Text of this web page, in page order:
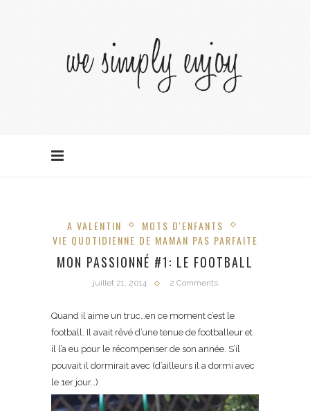
A VALENTIN
MOTS D'ENFANTS
VIE QUOTIDIENNE DE MAMAN PAS PARFAITE
MON PASSIONNÉ #1: LE FOOTBALL
juillet 21, 2014 2 Comments
Quand il aime un truc…en ce moment c’est le
football. Il avait rêvé d’une tenue de footballeur et
il l’a eu pour le récompenser de son année. S’il
pouvait il dormirait avec (d’ailleurs il a dormi avec
le 1er jour…)